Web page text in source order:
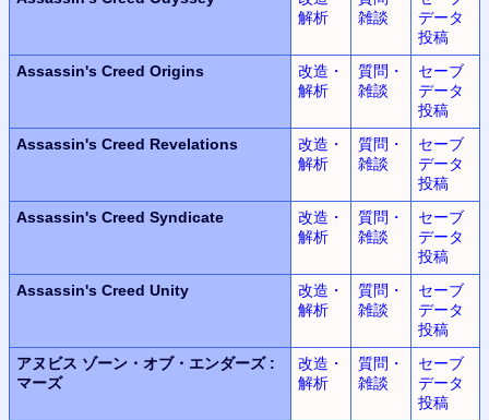
解析
雑談
データ
投稿
Assassin's Creed Origins
改造・
解析
質問・
雑談
セーブ
データ
投稿
Assassin's Creed Revelations
改造・
解析
質問・
雑談
セーブ
データ
投稿
Assassin's Creed Syndicate
改造・
解析
質問・
雑談
セーブ
データ
投稿
Assassin's Creed Unity
改造・
解析
質問・
雑談
セーブ
データ
投稿
アヌビス ゾーン・オブ・エンダーズ:
マーズ
改造・
解析
質問・
雑談
セーブ
データ
投稿